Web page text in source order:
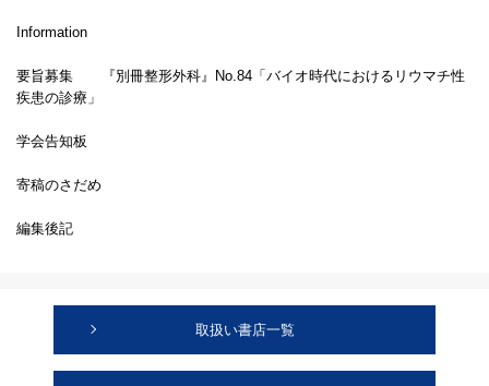
Information
要旨募集 『別冊整形外科』No.84「バイオ時代におけるリウマチ性
疾患の診療」
学会告知板
寄稿のさだめ
編集後記
取扱い書店一覧